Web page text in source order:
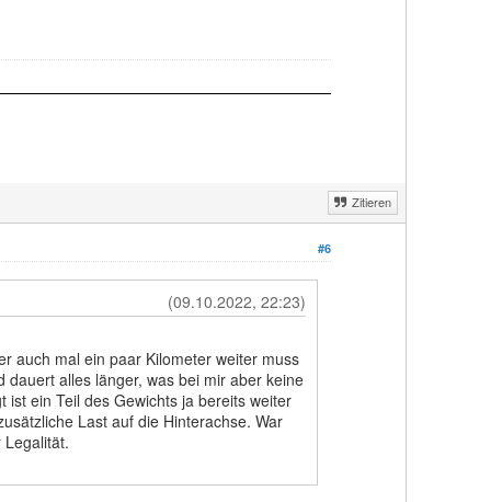
Zitieren
#6
(09.10.2022, 22:23)
auch mal ein paar Kilometer weiter muss
alles länger, was bei mir aber keine
ein Teil des Gewichts ja bereits weiter
Last auf die Hinterachse. War